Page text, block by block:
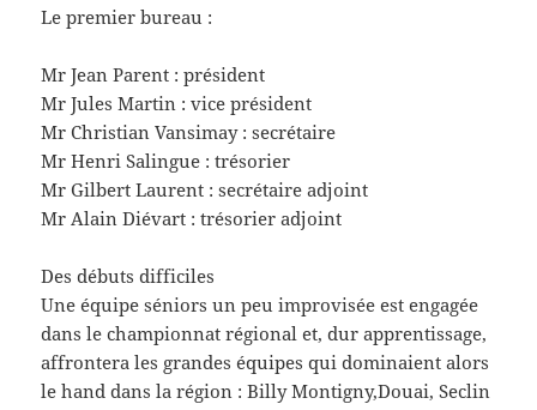
Le premier bureau :
Mr Jean Parent : président
Mr Jules Martin : vice président
Mr Christian Vansimay : secrétaire
Mr Henri Salingue : trésorier
Mr Gilbert Laurent : secrétaire adjoint
Mr Alain Diévart : trésorier adjoint
Des débuts difficiles
Une équipe séniors un peu improvisée est engagée
dans le championnat régional et, dur apprentissage,
affrontera les grandes équipes qui dominaient alors
le hand dans la région : Billy Montigny,Douai, Seclin